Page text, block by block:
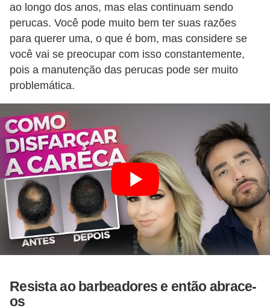
ao longo dos anos, mas elas continuam sendo
perucas. Você pode muito bem ter suas razões
para querer uma, o que é bom, mas considere se
você vai se preocupar com isso constantemente,
pois a manutenção das perucas pode ser muito
problemática.
Resista ao barbeadores e então abrace-
os